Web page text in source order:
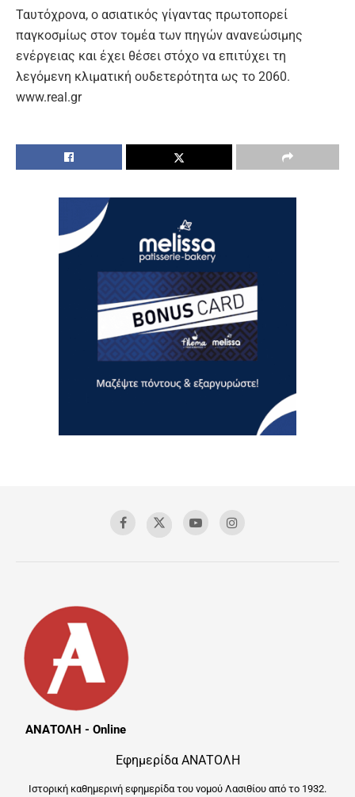
Ταυτόχρονα, ο ασιατικός γίγαντας πρωτοπορεί
παγκοσμίως στον τομέα των πηγών ανανεώσιμης
ενέργειας και έχει θέσει στόχο να επιτύχει τη
λεγόμενη κλιματική ουδετερότητα ως το 2060.
www.real.gr
ΑΝΑΤΟΛΗ - Online
Εφημερίδα ΑΝΑΤΟΛΗ
Ιστορική καθημερινή εφημερίδα του νομού Λασιθίου από το 1932.